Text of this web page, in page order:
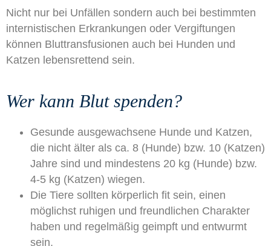
Nicht nur bei Unfällen sondern auch bei bestimmten
internistischen Erkrankungen oder Vergiftungen
können Bluttransfusionen auch bei Hunden und
Katzen lebensrettend sein.
Wer kann Blut spenden?
Gesunde ausgewachsene Hunde und Katzen,
die nicht älter als ca. 8 (Hunde) bzw. 10 (Katzen)
Jahre sind und mindestens 20 kg (Hunde) bzw.
4-5 kg (Katzen) wiegen.
Die Tiere sollten körperlich fit sein, einen
möglichst ruhigen und freundlichen Charakter
haben und regelmäßig geimpft und entwurmt
sein.